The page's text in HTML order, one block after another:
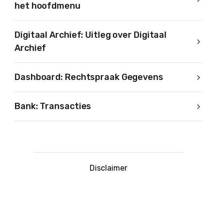
het hoofdmenu
Digitaal Archief: Uitleg over Digitaal
Archief
Dashboard: Rechtspraak Gegevens
Bank: Transacties
Disclaimer